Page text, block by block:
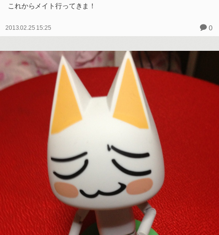
これからメイト行ってきま！
2013.02.25 15:25 0